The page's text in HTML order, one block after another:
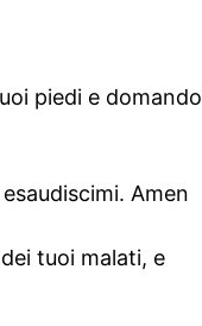
piedi e domando
Amen
tuoi malati, e